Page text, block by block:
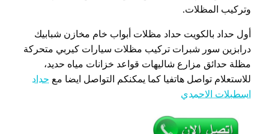
وتركيب المظلات.
أول حداد بالكويت حداد مظلات أبواب خام مخازن شبابيك
درابزين سور شبرات تركيب مظلات سيارات كيربي متحركة
مظلة حدائق مزارع شاليهات قواعد خزانات مياه حديد،
للاستعلام تواصل هاتفيا كما يمكنكم التواصل ايضا مع حداد
اسطبلات الاحمدي